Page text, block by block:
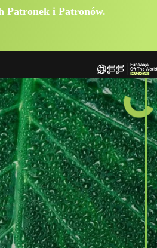
Patronek i Patronów.